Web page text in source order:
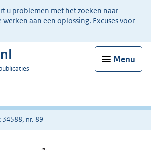
u problemen met het zoeken naar
werken aan een oplossing. Excuses voor
Menu
34588, nr. 89